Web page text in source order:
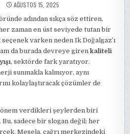
AĞUSTOS 15, 2025
adından sıkça söz ettiren,
zaman en üst seviyede tutan bir
varken neden Ik Doğalgaz’ı
da burada devreye girenkaliteli
, sektörde fark yaratıyor.
sunmakla kalmıyor, aynı
kolaylaştıracak çözümler de
verdikleri şeylerden biri
. Bu, sadece bir slogan değil; her
Mesela, çağrı merkezindeki